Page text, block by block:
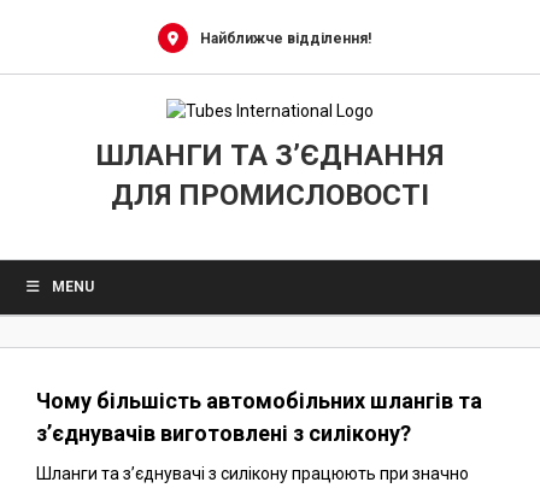
Найближче відділення!
ШЛАНГИ ТА З’ЄДНАННЯ
ДЛЯ ПРОМИСЛОВОСТІ
MENU
Чому більшість автомобільних шлангів та
з’єднувачів виготовлені з силікону?
Шланги та з’єднувачі з силікону працюють при значно